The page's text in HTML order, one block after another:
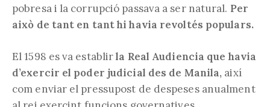
pobresa i la corrupció passava a ser natural. Per
això de tant en tant hi havia revoltés populars.
El 1598 es va establirla Real Audiencia que havia
d’exercir el poder judicial des de Manila, així
com enviar el pressupost de despeses anualment